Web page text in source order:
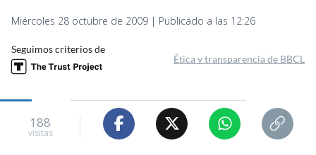
Miércoles 28 octubre de 2009 | Publicado a las 12:26
Seguimos criterios de
Ética y transparencia de BBCL
188
visitas